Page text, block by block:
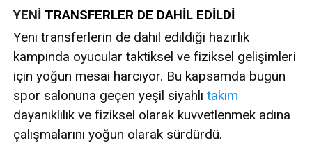
YENİ TRANSFERLER DE DAHİL EDİLDİ
Yeni transferlerin de dahil edildiği hazırlık
kampında oyucular taktiksel ve fiziksel gelişimleri
için yoğun mesai harcıyor. Bu kapsamda bugün
spor salonuna geçen yeşil siyahlı takım
dayanıklılık ve fiziksel olarak kuvvetlenmek adına
çalışmalarını yoğun olarak sürdürdü.